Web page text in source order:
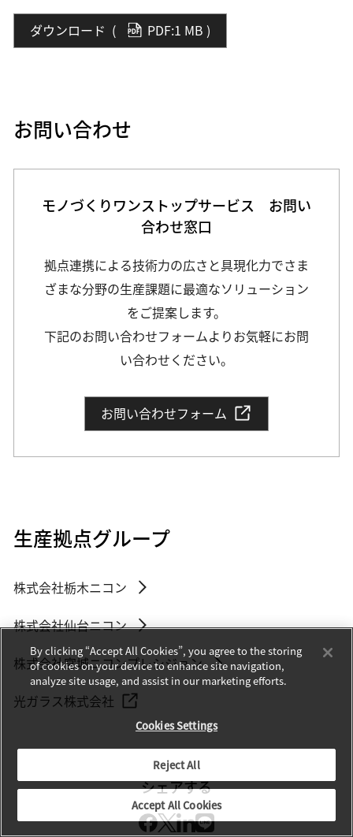
ダウンロード ( PDF:1 MB )
お問い合わせ
モノづくりワンストップサービス お問い
合わせ窓口
拠点連携による技術力の広さと具現化力でさま
ざまな分野の生産課題に最適なソリューション
をご提案します。
下記のお問い合わせフォームよりお気軽にお問
い合わせください。
お問い合わせフォーム
生産拠点グループ
株式会社栃木ニコン
株式会社仙台ニコン
株式会社宮城ニコンプレシジョン
光ガラス株式会社
シェアする
By clicking “Accept All Cookies”, you agree to the storing
of cookies on your device to enhance site navigation,
analyze site usage, and assist in our marketing efforts.
Cookies Settings
Reject All
Accept All Cookies